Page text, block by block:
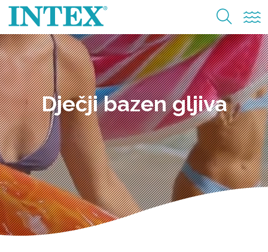
Dječji bazen gljiva